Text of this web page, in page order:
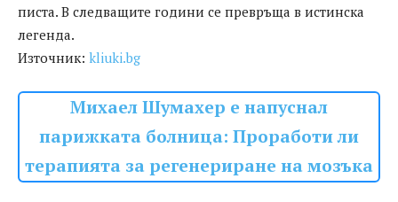
писта. В следващите години се превръща в истинска
легенда.
Източник: kliuki.bg
Михаел Шумахер е напуснал
парижката болница: Проработи ли
терапията за регенериране на мозъка